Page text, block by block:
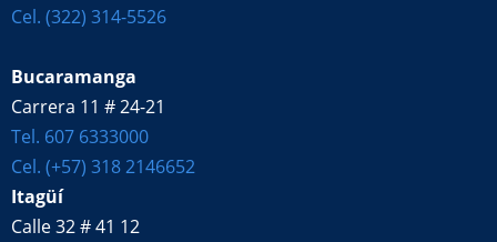
Cel. (322) 314-5526
Bucaramanga
Carrera 11 # 24-21
Tel. 607 6333000
Cel. (+57) 318 2146652
Itagüí
Calle 32 # 41 12